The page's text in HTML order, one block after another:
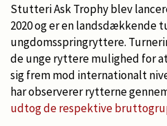
Stutteri Ask Trophy blev
2020 og er en landsdækkende
ungdomsspringryttere.
de unge ryttere mulighed for
sig frem mod internationalt
har observerer rytterne
udtog de respektive